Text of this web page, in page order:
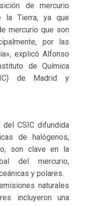
de mercurio
la Tierra, ya que
mercurio que son
por las
explicó Alfonso
de Química
de Madrid y
CSIC difundida
de halógenos,
son clave en la
del mercurio,
y polares.
naturales
incluyeron una